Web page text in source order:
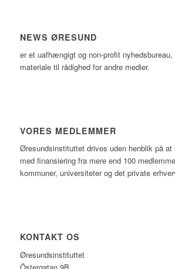
NEWS ØRESUND
er et uafhængigt og non-profit
materiale til rådighed for andre medier.
VORES MEDLEMMER
Øresundsinstituttet drives uden henblik på at
med finansiering fra mere end 100
kommuner, universiteter og det private
KONTAKT OS
Øresundsinstituttet
Östergatan 9B